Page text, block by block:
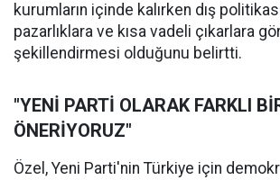
kurumların içinde kalırken dış
pazarlıklara ve kısa vadeli çıkarlara
şekillendirmesi olduğunu belirtti.
"YENİ PARTİ OLARAK FARKLI
ÖNERİYORUZ"
Özel, Yeni Parti'nin Türkiye için